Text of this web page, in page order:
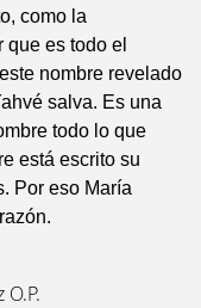
como la
es todo el
nombre revelado
salva. Es una
todo lo que
está escrito su
Por eso María